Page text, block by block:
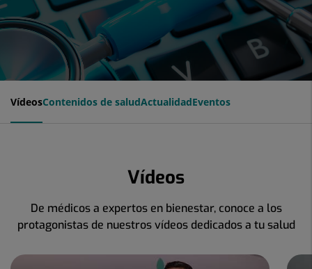
VídeosContenidos de saludActualidadEventos
Vídeos
De médicos a expertos en bienestar, conoce a los
protagonistas de nuestros vídeos dedicados a tu salud
Número